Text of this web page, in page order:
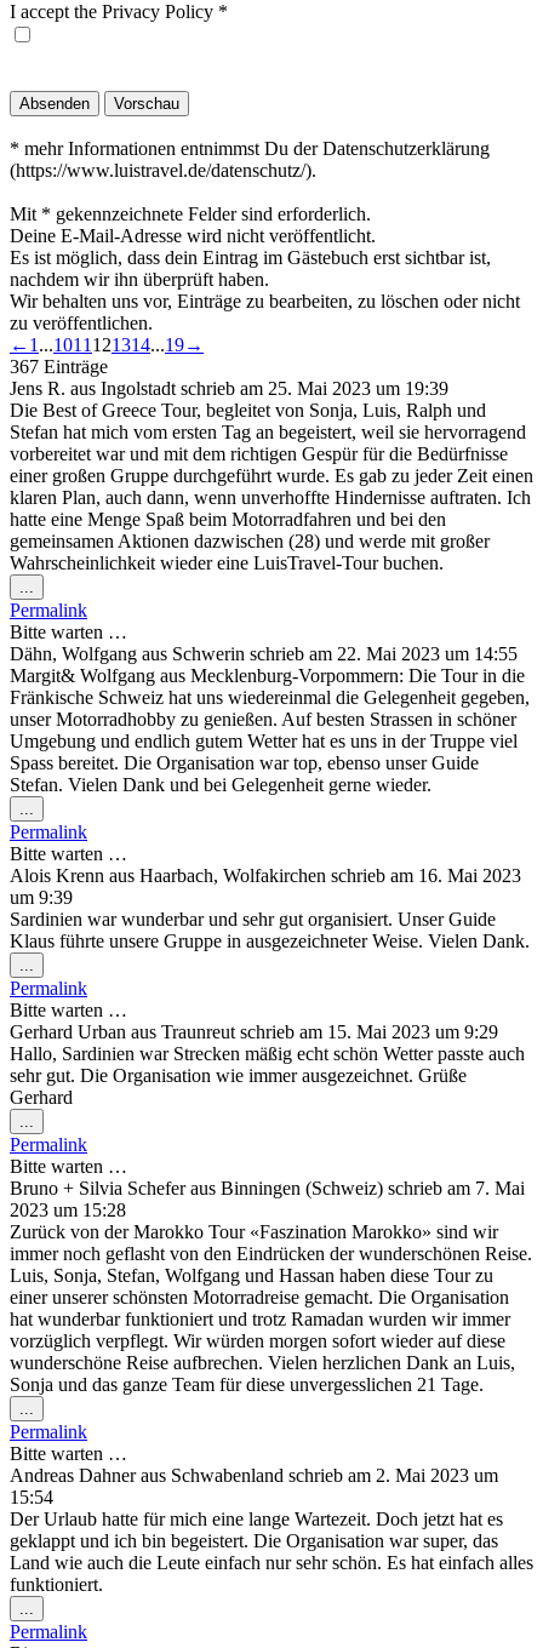
I accept the Privacy Policy *
* mehr Informationen entnimmst Du der Datenschutzerklärung
(https://www.luistravel.de/datenschutz/).
Mit * gekennzeichnete Felder sind erforderlich.
Deine E-Mail-Adresse wird nicht veröffentlicht.
Es ist möglich, dass dein Eintrag im Gästebuch erst sichtbar ist,
nachdem wir ihn überprüft haben.
Wir behalten uns vor, Einträge zu bearbeiten, zu löschen oder nicht
zu veröffentlichen.
Navigation
der
Gästebuchliste
← 1...1011121314...19→
367 Einträge
Jens R. aus Ingolstadt schrieb am 25. Mai 2023 um 19:39
Die Best of Greece Tour, begleitet von Sonja, Luis, Ralph und
Stefan hat mich vom ersten Tag an begeistert, weil sie hervorragend
vorbereitet war und mit dem richtigen Gespür für die Bedürfnisse
einer großen Gruppe durchgeführt wurde. Es gab zu jeder Zeit einen
klaren Plan, auch dann, wenn unverhoffte Hindernisse auftraten. Ich
hatte eine Menge Spaß beim Motorradfahren und bei den
gemeinsamen Aktionen dazwischen (28) und werde mit großer
Wahrscheinlichkeit wieder eine LuisTravel-Tour buchen.
...
Metabox
ein-/ausblenden.
Permalink
Bitte warten …
Dähn, Wolfgang aus Schwerin schrieb am 22. Mai 2023 um 14:55
Margit& Wolfgang aus Mecklenburg-Vorpommern: Die Tour in die
Fränkische Schweiz hat uns wiedereinmal die Gelegenheit gegeben,
unser Motorradhobby zu genießen. Auf besten Strassen in schöner
Umgebung und endlich gutem Wetter hat es uns in der Truppe viel
Spass bereitet. Die Organisation war top, ebenso unser Guide
Stefan. Vielen Dank und bei Gelegenheit gerne wieder.
...
Metabox
ein-/ausblenden.
Permalink
Bitte warten …
Alois Krenn aus Haarbach, Wolfakirchen schrieb am 16. Mai 2023
um 9:39
Sardinien war wunderbar und sehr gut organisiert. Unser Guide
Klaus führte unsere Gruppe in ausgezeichneter Weise. Vielen Dank.
...
Metabox
ein-/ausblenden.
Permalink
Bitte warten …
Gerhard Urban aus Traunreut schrieb am 15. Mai 2023 um 9:29
Hallo, Sardinien war Strecken mäßig echt schön Wetter passte auch
sehr gut. Die Organisation wie immer ausgezeichnet. Grüße
Gerhard
...
Metabox
ein-/ausblenden.
Permalink
Bitte warten …
Bruno + Silvia Scheferaus Binningen (Schweiz) schrieb am 7. Mai
2023 um 15:28
Zurück von der Marokko Tour «Faszination Marokko» sind wir
immer noch geflasht von den Eindrücken der wunderschönen Reise.
Luis, Sonja, Stefan, Wolfgang und Hassan haben diese Tour zu
einer unserer schönsten Motorradreise gemacht. Die Organisation
hat wunderbar funktioniert und trotz Ramadan wurden wir immer
vorzüglich verpflegt. Wir würden morgen sofort wieder auf diese
wunderschöne Reise aufbrechen. Vielen herzlichen Dank an Luis,
Sonja und das ganze Team für diese unvergesslichen 21 Tage.
...
Metabox
ein-/ausblenden.
Permalink
Bitte warten …
Andreas Dahneraus Schwabenland schrieb am 2. Mai 2023 um
15:54
Der Urlaub hatte für mich eine lange Wartezeit. Doch jetzt hat es
geklappt und ich bin begeistert. Die Organisation war super, das
Land wie auch die Leute einfach nur sehr schön. Es hat einfach alles
funktioniert.
...
Metabox
ein-/ausblenden.
Permalink